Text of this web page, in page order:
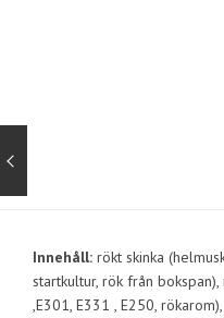
Innehåll: rökt skinka
startkultur, rök från
,E301, E331 , E250,